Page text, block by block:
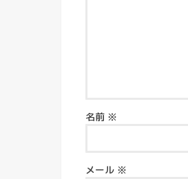
名前 ※
メール ※